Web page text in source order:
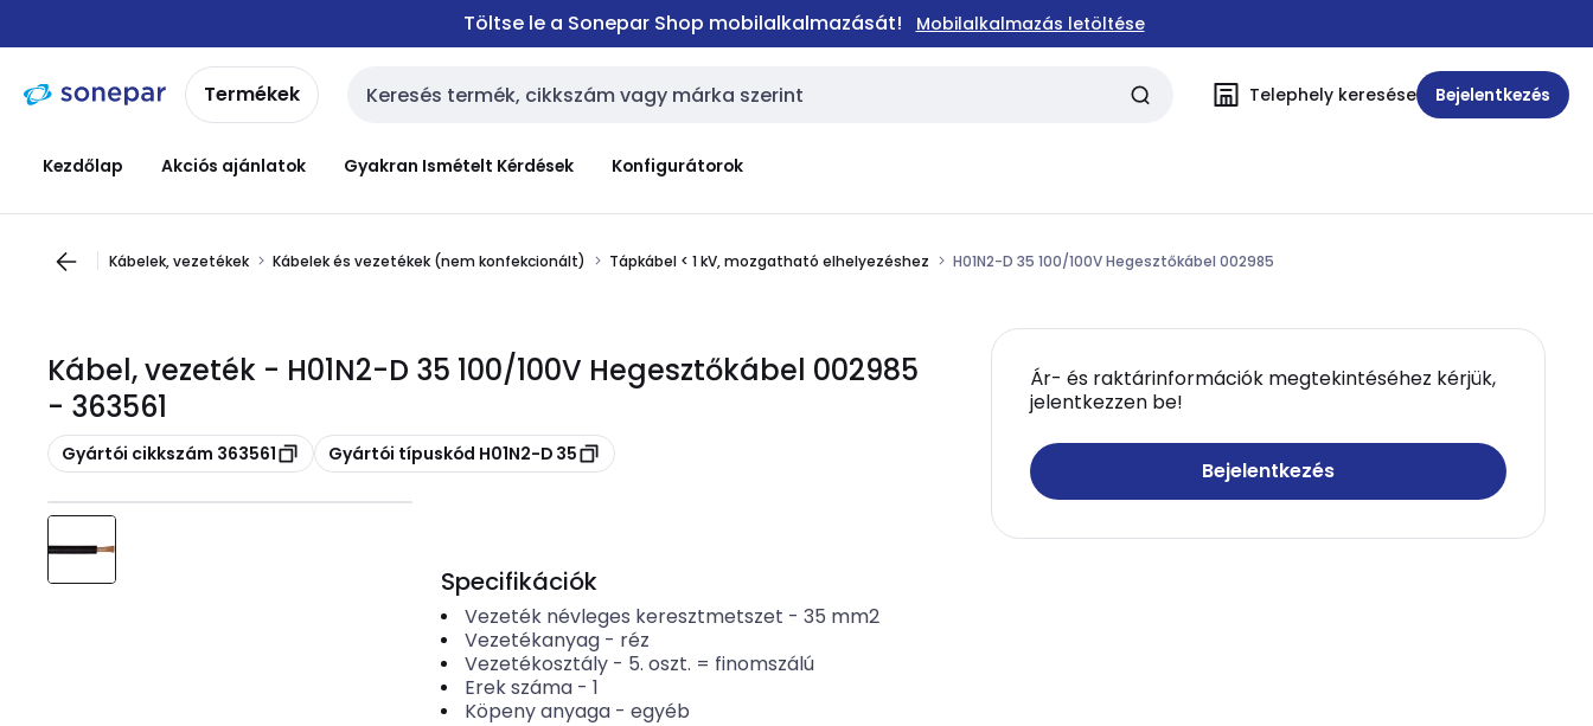
navigációhoztartalomra
Töltse le a Sonepar Shop mobilalkalmazását! Mobilalkalmazás letöltése
Termékek Keresési bemenet Telephely keresése Bejelentkezés
Kezdőlap Akciós ajánlatok Gyakran Ismételt Kérdések Konfigurátorok
Kábelek, vezetékek Kábelek és vezetékek (nem konfekcionált) Tápkábel < 1 kV, mozgatható elhelyezéshez H01N2-D 35 100/100V Hegesztőkábel 002985
Kábel, vezeték - H01N2-D 35 100/100V Hegesztőkábel 002985
- 363561
Másolás
Gyártói cikkszám 363561 Másolás
Gyártói típuskód H01N2-D 35
Ár- és raktárinformációk megtekintéséhez kérjük,
jelentkezzen be!
Bejelentkezés
Specifikációk
Vezeték névleges keresztmetszet - 35 mm2
Vezetékanyag- réz
Vezetékosztály- 5. oszt. = finomszálú
Erek száma- 1
Köpeny anyaga- egyéb